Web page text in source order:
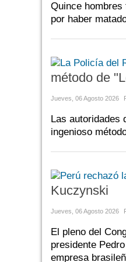
Quince hombres
por haber
método de
Jueves, 06 Agosto 2026
Las autoridades
ingenioso
Kuczynski
Jueves, 06 Agosto 2026
El pleno del
presidente
empresa